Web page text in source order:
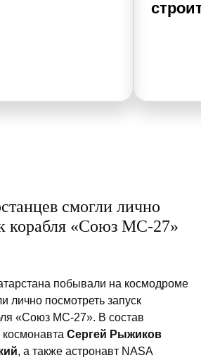
смогли лично
корабля «Союз МС-27»
побывали на космодроме
лично посмотреть запуск
«Союз МС-27». В состав
Сергей Рыжиков
, а также астронавт NASA